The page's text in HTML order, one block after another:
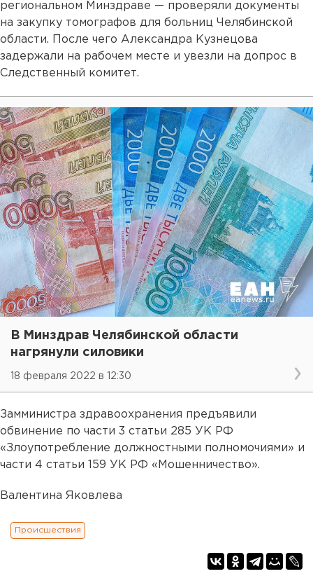
региональном Минздраве — проверяли документы
на закупку томографов для больниц Челябинской
области. После чего Александра Кузнецова
задержали на рабочем месте и увезли на допрос в
Следственный комитет.
В Минздрав Челябинской области
нагрянули силовики
18 февраля 2022 в 12:30
Замминистра здравоохранения предъявили
обвинение по части 3 статьи 285 УК РФ
«Злоупотребление должностными полномочиями» и
части 4 статьи 159 УК РФ «Мошенничество».
Валентина Яковлева
Происшествия